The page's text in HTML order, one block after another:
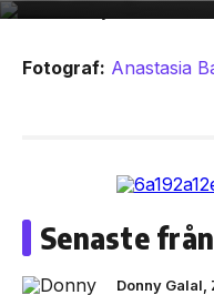
Fotograf: Anastasia
Senaste
Donny Galal,